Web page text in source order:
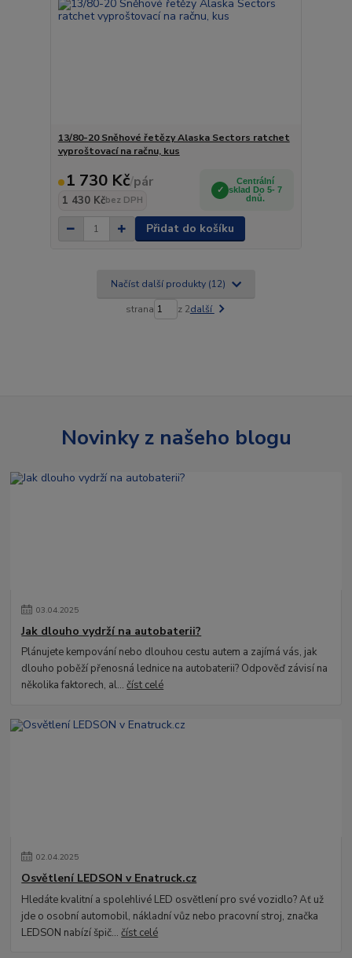
13/80-20 Sněhové řetězy Alaska Sectors ratchet
vyproštovací na račnu, kus
1 730 Kč/pár
1 430 Kčbez DPH
Centrální
sklad Do 5- 7
dnů.
Přidat do košíku
Načíst další produkty (12)
strana z 2další
Novinky z našeho blogu
03.04.2025
Jak dlouho vydrží na autobaterii?
Plánujete kempování nebo dlouhou cestu autem a zajímá vás, jak
dlouho poběží přenosná lednice na autobaterii? Odpověď závisí na
několika faktorech, al...číst celé
02.04.2025
Osvětlení LEDSON v Enatruck.cz
Hledáte kvalitní a spolehlivé LED osvětlení pro své vozidlo? Ať už
jde o osobní automobil, nákladní vůz nebo pracovní stroj, značka
LEDSON nabízí špič...číst celé